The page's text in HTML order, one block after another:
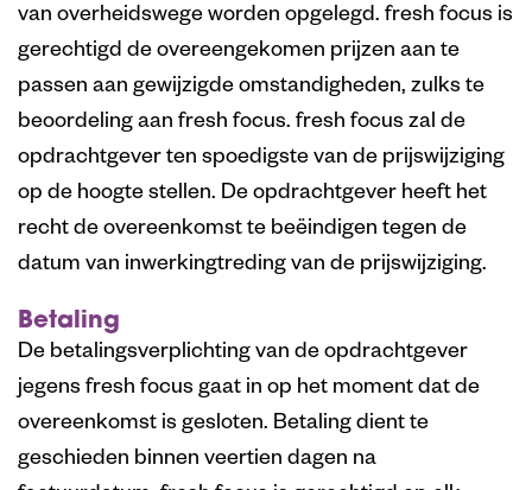
van overheidswege worden opgelegd. fresh focus is
gerechtigd de overeengekomen prijzen aan te
passen aan gewijzigde omstandigheden, zulks te
beoordeling aan fresh focus. fresh focus zal de
opdrachtgever ten spoedigste van de prijswijziging
op de hoogte stellen. De opdrachtgever heeft het
recht de overeenkomst te beëindigen tegen de
datum van inwerkingtreding van de prijswijziging.
Betaling
De betalingsverplichting van de opdrachtgever
jegens fresh focus gaat in op het moment dat de
overeenkomst is gesloten. Betaling dient te
geschieden binnen veertien dagen na